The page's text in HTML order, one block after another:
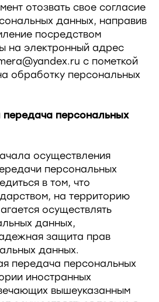
отозвать свое согласие
данных, направив
посредством
на электронный адрес
с пометкой
обработку персональных
передача персональных
осуществления
персональных
в том, что
на территорию
осуществлять
данных,
защита прав
данных.
передача персональных
иностранных
вышеуказанным